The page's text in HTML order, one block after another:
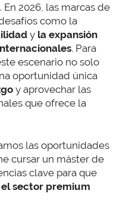
2026, las marcas de
como la
y la expansión
. Para
escenario no solo
oportunidad única
y aprovechar las
que ofrece la
las oportunidades
cursar un máster de
clave para que
sector premium